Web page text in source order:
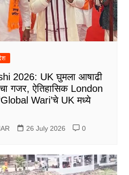
2026: UK घुमला आषाढी
गजर, ऐतिहासिक London
Wari’चे UK मध्ये
26 July 2026 0